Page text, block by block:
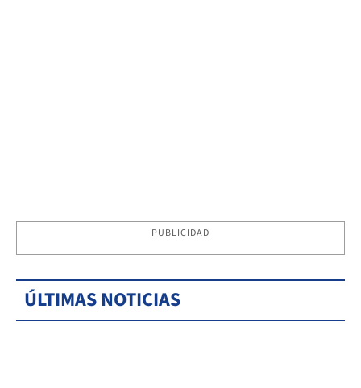
PUBLICIDAD
ÚLTIMAS NOTICIAS